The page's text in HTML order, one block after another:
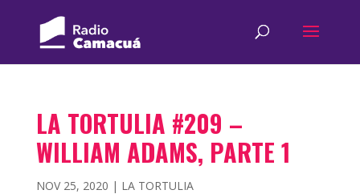
LA TORTULIA #209 –
WILLIAM ADAMS, PARTE 1
NOV 25, 2020 | LA TORTULIA